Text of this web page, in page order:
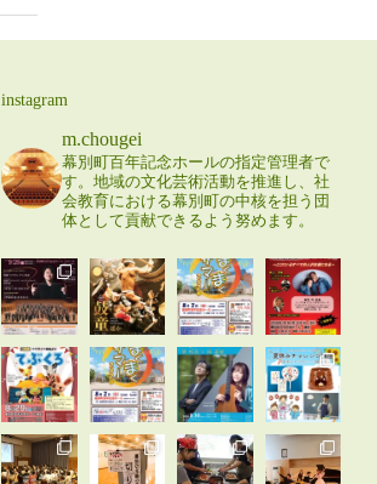
instagram
m.chougei
幕別町百年記念ホールの指定管理者で
す。地域の文化芸術活動を推進し、社
会教育における幕別町の中核を担う団
体として貢献できるよう努めます。